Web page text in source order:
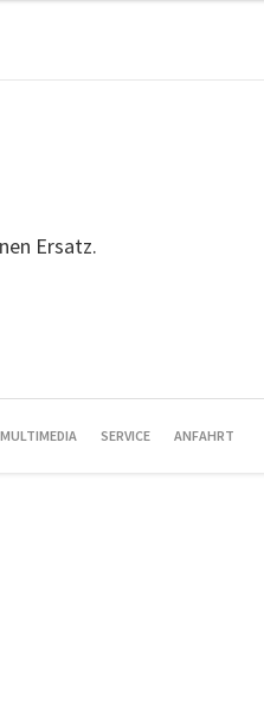
Ersatz.
MULTIMEDIA SERVICE ANFAHRT